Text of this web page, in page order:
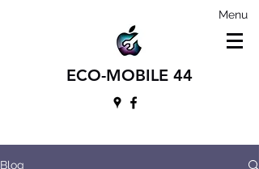
Menu
ECO-MOBILE 44
Blog